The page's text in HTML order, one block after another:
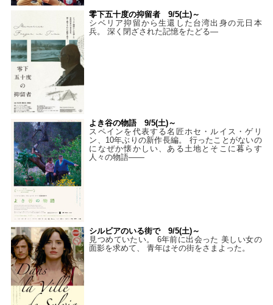
零下五十度の抑留者 9/5(土)～
シベリア抑留から生還した台湾出身の元日本
兵。 深く閉ざされた記憶をたどる—
よき谷の物語 9/5(土)～
スペインを代表する名匠ホセ・ルイス・ゲリ
ン、10年ぶりの新作長編。 行ったことがないの
になぜか懐かしい、ある土地とそこに暮らす
人々の物語――
シルビアのいる街で 9/5(土)～
見つめていたい。 6年前に出会った 美しい女の
面影を求めて、 青年はその街をさまよった。